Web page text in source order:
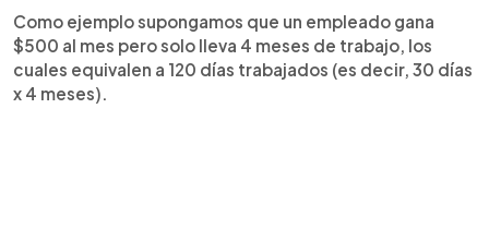
Como ejemplo supongamos que un empleado gana
$500 al mes pero solo lleva 4 meses de trabajo, los
cuales equivalen a 120 días trabajados (es decir, 30 días
x 4 meses).